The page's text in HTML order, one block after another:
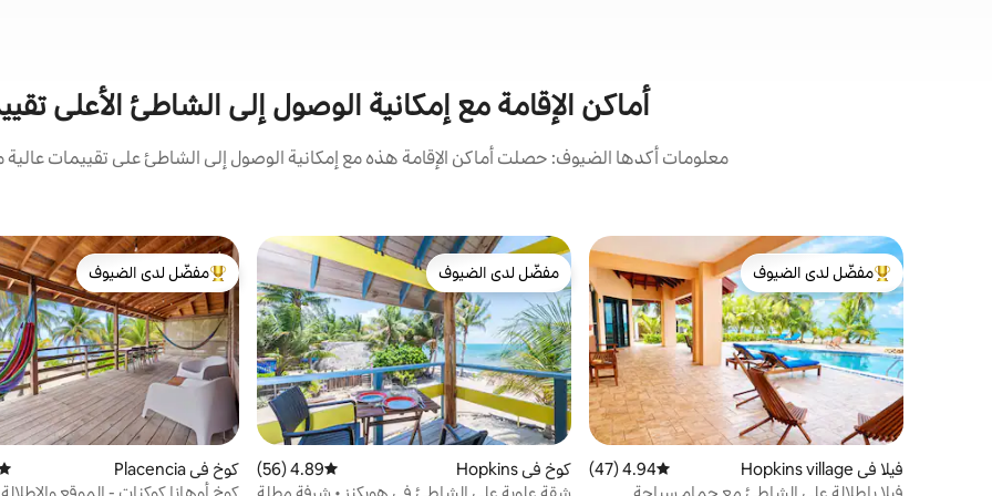
أماكن الإقامة مع إمكانية الوصول إلى الشاطئ الأعلى
معلومات أكدها الضيوف: حصلت أماكن الإقامة هذه مع إمكانية الوصول إلى الشاطئ على تقييمات عالية
من أبرز البيوت المفضّلة لدى الضيوف
مفضّل لدى الضيوف
فيلا في Hopkins village متوسط التقييم 4.94 من 5، 47 مراجعات
4.94 (47)
مفضّل لدى الضيوف
مفضّل لدى الضيوف
كوخ في Hopkins متوسط التقييم 4.89 من 5، 56 مراجعات
4.89 (56)
من أبرز البيوت المفضّلة لدى الضيوف
مفضّل لدى الضيوف
كوخ في Placencia